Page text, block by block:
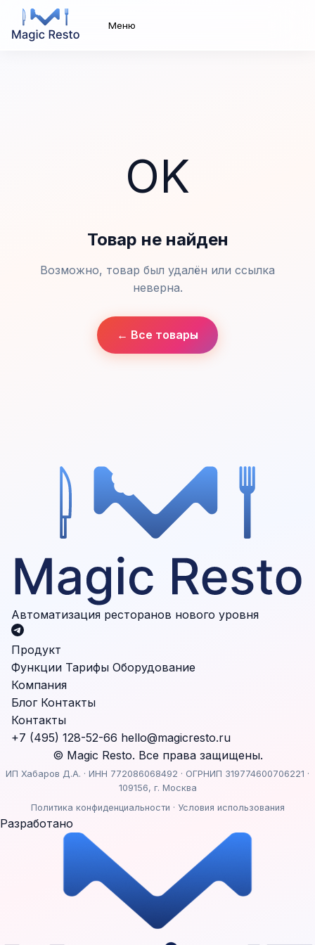
Меню
OK
Товар не найден
Возможно, товар был удалён или ссылка
неверна.
← Все товары
Автоматизация ресторанов нового уровня
Продукт
Функции Тарифы Оборудование
Компания
Блог Контакты
Контакты
+7 (495) 128-52-66 hello@magicresto.ru
© Magic Resto. Все права защищены.
ИП Хабаров Д.А. · ИНН 772086068492 · ОГРНИП 319774600706221 ·
109156, г. Москва
Политика конфиденциальности · Условия использования
Разработано